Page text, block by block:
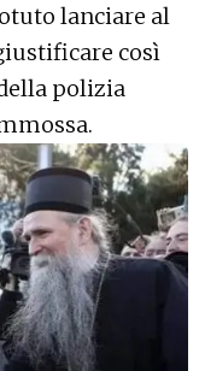
lanciare al
così
polizia